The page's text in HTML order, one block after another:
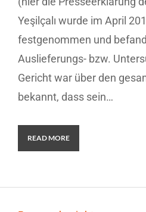
Yeşilçalı wurde im April
festgenommen und
Auslieferungs- bzw.
Gericht war über den
bekannt, dass sein…
READ MORE